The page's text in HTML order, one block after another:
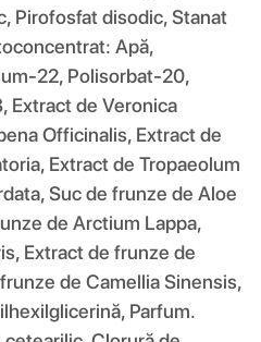
Pirofosfat disodic, Stanat
Apă,
22, Polisorbat-20,
Extract de Veronica
Officinalis, Extract de
Extract de Tropaeolum
Suc de frunze de Aloe
de Arctium Lappa,
Extract de frunze de
de Camellia Sinensis,
Parfum.